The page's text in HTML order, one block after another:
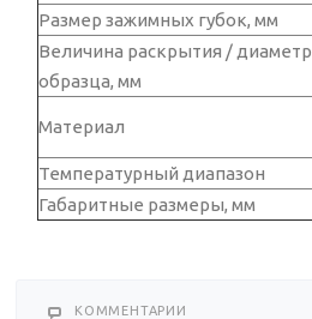
Размер зажимных губок, мм
Величина раскрытия / диаметр
образца, мм
Материал
Температурный диапазон
Габаритные размеры, мм
КОММЕНТАРИИ